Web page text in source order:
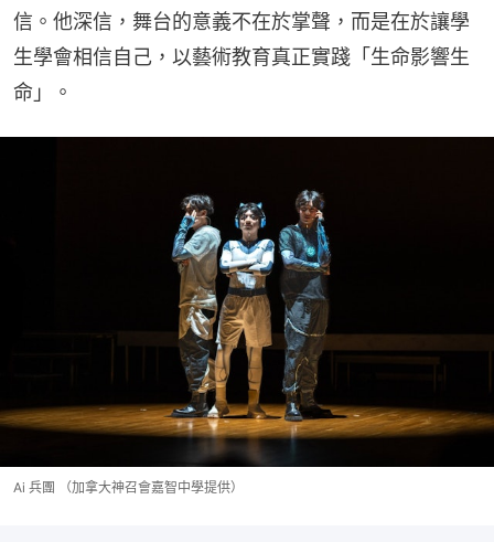
信。他深信，舞台的意義不在於掌聲，而是在於讓學
生學會相信自己，以藝術教育真正實踐「生命影響生
命」。
Ai 兵團 （加拿大神召會嘉智中學提供）